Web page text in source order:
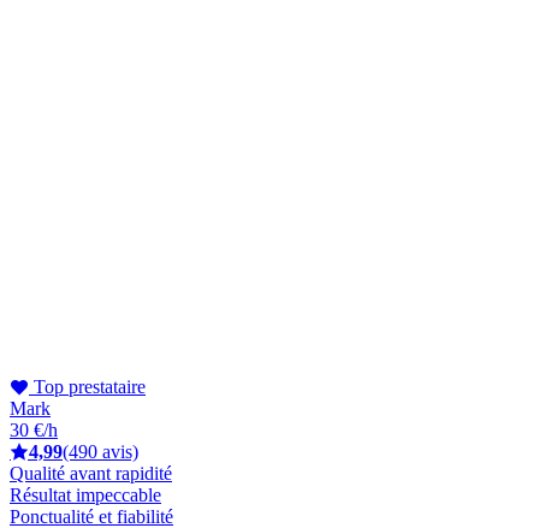
Top prestataire
Mark
30 €/h
4,99(490 avis)
Qualité avant rapidité
Résultat impeccable
Ponctualité et fiabilité